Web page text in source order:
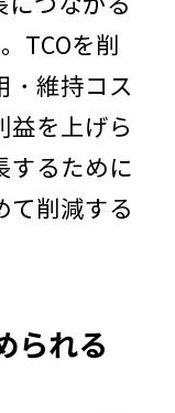
TCOを削
・維持コス
益を上げら
するために
て削減する
られる